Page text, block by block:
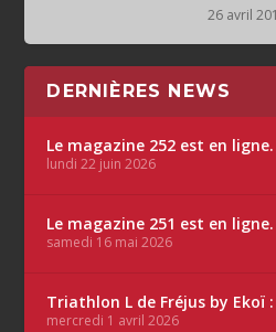
26 avril
DERNIÈRES NEWS
Le magazine 252 est en ligne.
lundi 22 juin 2026
Le magazine 251 est en ligne.
samedi 16 mai 2026
Triathlon L de Fréjus by Ekoï
mercredi 1 avril 2026